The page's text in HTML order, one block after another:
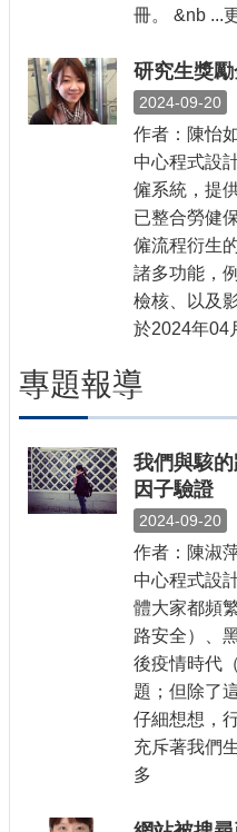
題
報
導
冊。 &nb ...
研究生獎
2024-09-20
作者：陳怡
中心程式設
僱系統，提
已整合勞健
僱流程衍生
諸多功能，
檢核、以及
於2024年04
專題報導
我們與駭
因子驗證
2024-09-20
作者：陳淑
中心程式設
體大家都頻
路安全）、
後疫情時代
題；但除了
仔細想想，
充斥著我們
多